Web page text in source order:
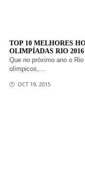
TOP 10 MELHORES
OLIMPÍADAS RIO 2016
Que no próximo ano o
olímpicos,...
🕐 OCT 19, 2015